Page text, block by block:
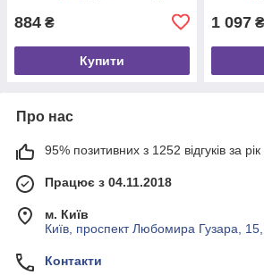
884 ₴
Купити
1 097 ₴
Про нас
95% позитивних з 1252 відгуків за рік
Працює з 04.11.2018
м. Київ
Київ, проспект Любомира Гузара, 15,
Контакти